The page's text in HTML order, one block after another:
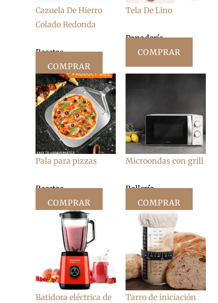
Cazuela De Hierro
Colado Redonda
Recetas
COMPRAR
Tela De Lino
Panadería
COMPRAR
Pala para pizzas
Recetas
COMPRAR
Microondas con grill
Bollería
COMPRAR
Batidora eléctrica de
Tarro de iniciación